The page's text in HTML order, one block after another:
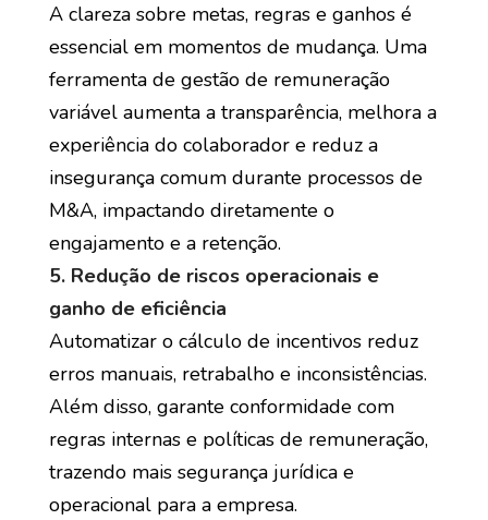
A clareza sobre metas, regras e ganhos é
essencial em momentos de mudança. Uma
ferramenta de gestão de remuneração
variável aumenta a transparência, melhora a
experiência do colaborador e reduz a
insegurança comum durante processos de
M&A, impactando diretamente o
engajamento e a retenção.
5. Redução de riscos operacionais e
ganho de eficiência
Automatizar o cálculo de incentivos reduz
erros manuais, retrabalho e inconsistências.
Além disso, garante conformidade com
regras internas e políticas de remuneração,
trazendo mais segurança jurídica e
operacional para a empresa.